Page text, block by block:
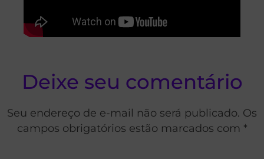
Deixe seu comentário
Seu endereço de e-mail não será publicado. Os
campos obrigatórios estão marcados com *